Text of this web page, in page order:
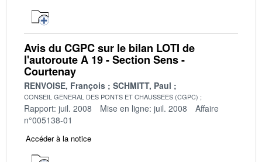
Avis du CGPC sur le bilan LOTI de
l'autoroute A 19 - Section Sens -
Courtenay
RENVOISE, François SCHMITT, Paul
CONSEIL GENERAL DES PONTS ET CHAUSSEES (CGPC)
Rapport: juil. 2008 Mise en ligne: juil. 2008
Affaire
n°005138-01
Accéder à la notice